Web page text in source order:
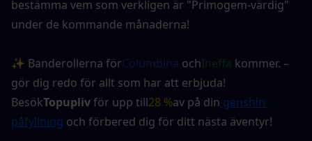
bestämma vem som verkligen är "Primogem-värdig"
under de kommande månaderna!
✨ Banderollerna förColumbina ochIneffa kommer. –
gör dig redo för allt som har att erbjuda!
BesökTopupliv för upp till28 %av på din genshin
påfyllning och förbered dig för ditt nästa äventyr!